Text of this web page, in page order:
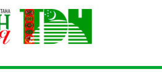
совещание по организации